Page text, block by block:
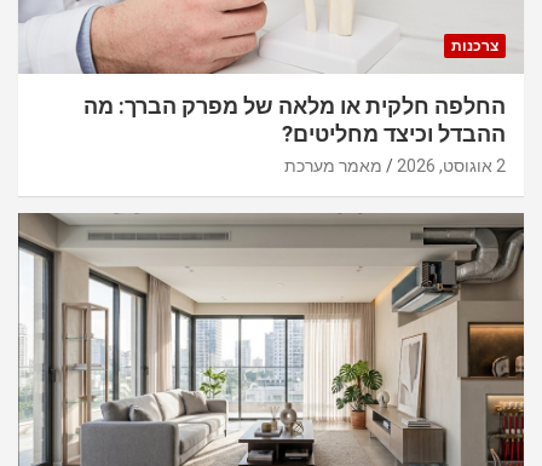
צרכנות
החלפה חלקית או מלאה של מפרק הברך: מה
ההבדל וכיצד מחליטים?
2 אוגוסט, 2026 מאמר מערכת